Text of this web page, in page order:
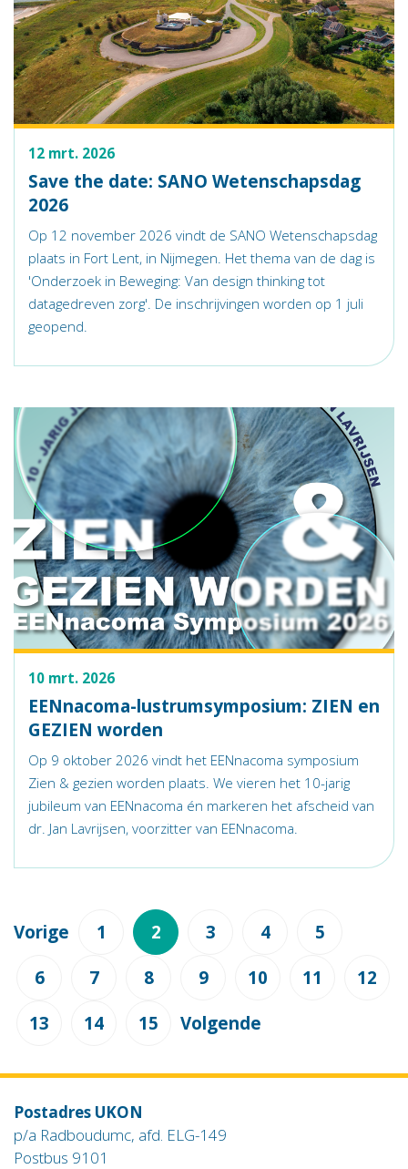
12 mrt. 2026
Save the date: SANO Wetenschapsdag
2026
Op 12 november 2026 vindt de SANO Wetenschapsdag
plaats in Fort Lent, in Nijmegen. Het thema van de dag is
'Onderzoek in Beweging: Van design thinking tot
datagedreven zorg'. De inschrijvingen worden op 1 juli
geopend.
10 mrt. 2026
EENnacoma-lustrumsymposium: ZIEN en
GEZIEN worden
Op 9 oktober 2026 vindt het EENnacoma symposium
Zien & gezien worden plaats. We vieren het 10-jarig
jubileum van EENnacoma én markeren het afscheid van
dr. Jan Lavrijsen, voorzitter van EENnacoma.
Vorige 1 2 3 4
5
6
7 8 9 10 11
12
13
14 15 Volgende
Postadres UKON
p/a Radboudumc, afd. ELG-149
Postbus 9101